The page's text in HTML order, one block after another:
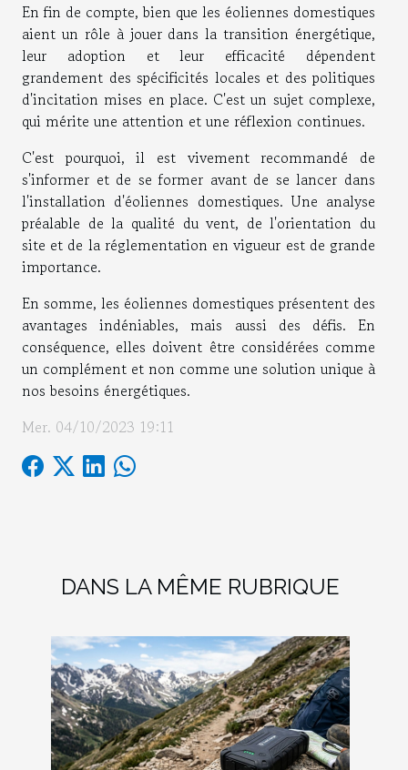
En fin de compte, bien que les éoliennes domestiques
aient un rôle à jouer dans la transition énergétique,
leur adoption et leur efficacité dépendent
grandement des spécificités locales et des politiques
d'incitation mises en place. C'est un sujet complexe,
qui mérite une attention et une réflexion continues.
C'est pourquoi, il est vivement recommandé de
s'informer et de se former avant de se lancer dans
l'installation d'éoliennes domestiques. Une analyse
préalable de la qualité du vent, de l'orientation du
site et de la réglementation en vigueur est de grande
importance.
En somme, les éoliennes domestiques présentent des
avantages indéniables, mais aussi des défis. En
conséquence, elles doivent être considérées comme
un complément et non comme une solution unique à
nos besoins énergétiques.
Mer. 04/10/2023 19:11
DANS LA MÊME RUBRIQUE